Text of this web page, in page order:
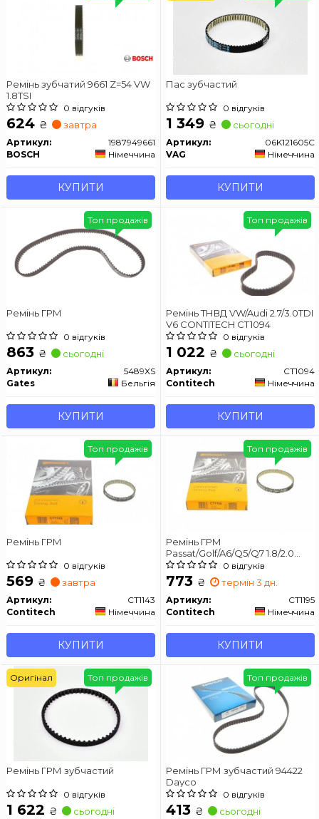
Ремінь зубчатий 9661 Z=54 VW
1.8TSI
0 відгуків
624 ₴ завтра
Артикул:
1987949661
BOSCH
Німеччина
КУПИТИ
Пас зубчастий
0 відгуків
1 349 ₴ сьогодні
Артикул:
06K121605C
VAG
Німеччина
КУПИТИ
Ремінь ГРМ
0 відгуків
863 ₴ сьогодні
Артикул:
5489XS
Gates
Бельгія
КУПИТИ
Топ продажів
Ремінь ТНВД VW/Audi 2.7/3.0TDI
V6 CONTITECH CT1094
0 відгуків
1 022 ₴ сьогодні
Артикул:
CT1094
Contitech
Німеччина
КУПИТИ
Топ продажів
Ремінь ГРМ
0 відгуків
569 ₴ завтра
Артикул:
CT1143
Contitech
Німеччина
КУПИТИ
Топ продажів
Ремінь ГРМ
Passat/Golf/A6/Q5/Q7 1.8/2.0
TFSi 12- CONTITECH CT1195
0 відгуків
773 ₴ термін 3 дн.
Артикул:
CT1195
Contitech
Німеччина
КУПИТИ
Топ продажів
Ремінь ГРМ зубчастий
0 відгуків
1 622 ₴ сьогодні
Топ продажів
Оригінал
Ремінь ГРМ зубчастий 94422
Dayco
0 відгуків
413 ₴ сьогодні
Топ продажів